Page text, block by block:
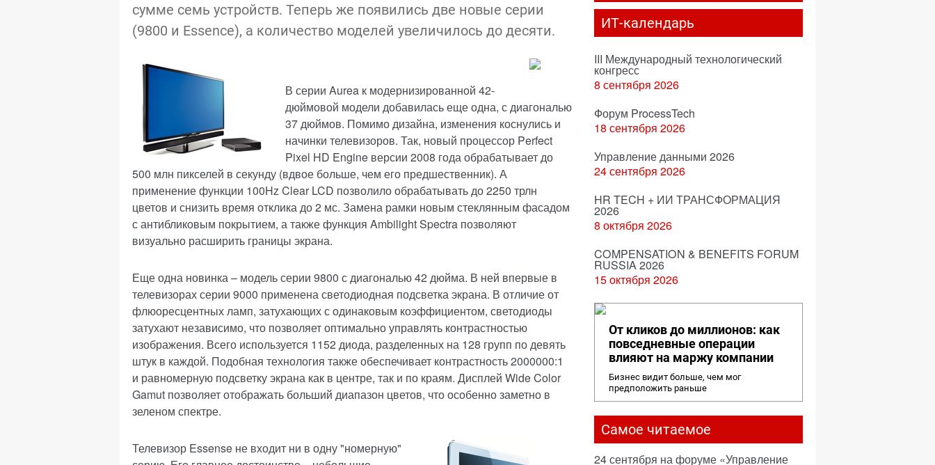
сумме семь устройств. Теперь же появились две новые серии
(9800 и Essence), а количество моделей увеличилось до десяти.
В серии Aurea к модернизированной 42-
дюймовой модели добавилась еще одна, с диагональю
37 дюймов. Помимо дизайна, изменения коснулись и
начинки телевизоров. Так, новый процессор Perfect
Pixel HD Engine версии 2008 года обрабатывает до
500 млн пикселей в секунду (вдвое больше, чем его предшественник). А
применение функции 100Hz Clear LCD позволило обрабатывать до 2250 трлн
цветов и снизить время отклика до 2 мс. Замена рамки новым стеклянным фасадом
с антибликовым покрытием, а также функция Ambilight Spectra позволяют
визуально расширить границы экрана.
Еще одна новинка – модель серии 9800 с диагональю 42 дюйма. В ней впервые в
телевизорах серии 9000 применена светодиодная подсветка экрана. В отличие от
флюоресцентных ламп, затухающих с одинаковым коэффициентом, светодиоды
затухают независимо, что позволяет оптимально управлять контрастностью
изображения. Всего используется 1152 диода, разделенных на 128 групп по девять
штук в каждой. Подобная технология также обеспечивает контрастность 2000000:1
и равномерную подсветку экрана как в центре, так и по краям. Дисплей Wide Color
Gamut позволяет отображать больший диапазон цветов, что особенно заметно в
зеленом спектре.
Телевизор Essense не входит ни в одну "номерную"
ИТ-календарь
III Международный технологический
конгресс
8 сентября 2026
Форум ProcessTech
18 сентября 2026
Управление данными 2026
24 сентября 2026
HR TECH + ИИ ТРАНСФОРМАЦИЯ
2026
8 октября 2026
COMPENSATION & BENEFITS FORUM
RUSSIA 2026
15 октября 2026
От кликов до миллионов: как
повседневные операции
влияют на маржу компании
Бизнес видит больше, чем мог
предположить раньше
Самое читаемое
24 сентября на форуме «Управление